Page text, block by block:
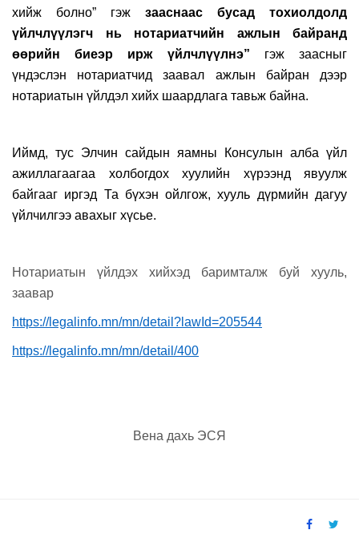
хийж болно” гэж зааснаас бусад тохиолдолд
үйлчлүүлэгч нь нотариатчийн ажлын байранд
өөрийн биеэр ирж үйлчлүүлнэ” гэж заасныг
үндэслэн нотариатчид заавал ажлын байран дээр
нотариатын үйлдэл хийх шаардлага тавьж байна.
Иймд, тус Элчин сайдын яамны Консулын алба үйл
ажиллагаагаа холбогдох хуулийн хүрээнд явуулж
байгааг иргэд Та бүхэн ойлгож, хууль дүрмийн дагуу
үйлчилгээ авахыг хүсье.
Нотариатын үйлдэх хийхэд баримталж буй хууль,
заавар
https://legalinfo.mn/mn/detail?lawId=205544
https://legalinfo.mn/mn/detail/400
Вена дахь ЭСЯ